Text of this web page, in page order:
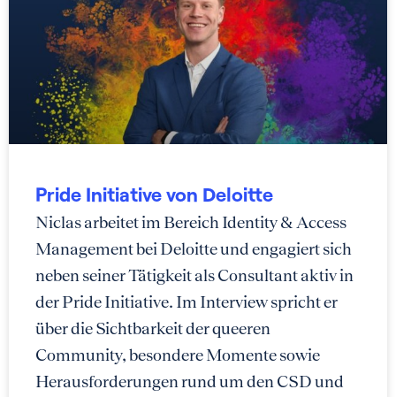
Pride Initiative von Deloitte
Niclas arbeitet im Bereich Identity & Access
Management bei Deloitte und engagiert sich
neben seiner Tätigkeit als Consultant aktiv in
der Pride Initiative. Im Interview spricht er
über die Sichtbarkeit der queeren
Community, besondere Momente sowie
Herausforderungen rund um den CSD und